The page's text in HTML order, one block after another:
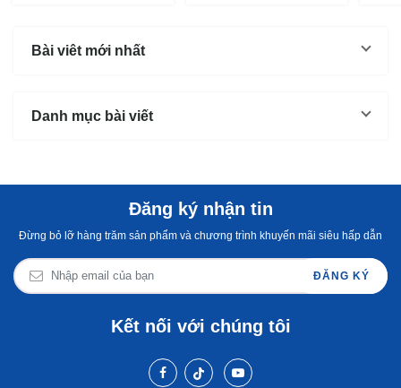
thể...
Bài viêt mới nhất
Danh mục bài viết
Đăng ký nhận tin
Đừng bỏ lỡ hàng trăm sản phẩm và chương trình khuyến mãi siêu hấp dẫn
ĐĂNG KÝ
Kết nối với chúng tôi